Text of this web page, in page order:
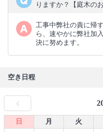
りますか？【庭木の
工事中弊社の責に帰
ら、速やかに弊社加
決に努めます。
空き日程
日 月 火